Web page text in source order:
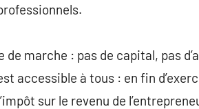
marche : pas de capital, pas
accessible à tous : en fin
sur le revenu de